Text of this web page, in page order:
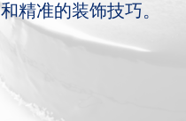
和精准的装饰技巧。